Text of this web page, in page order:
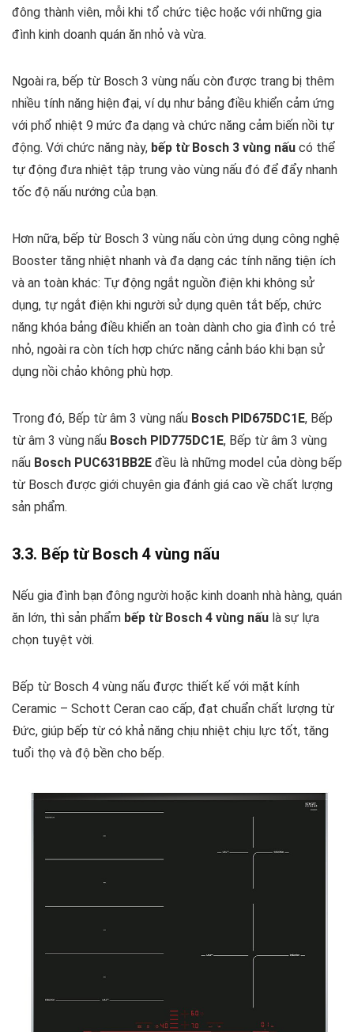
đông thành viên, mỗi khi tổ chức tiệc hoặc với những gia
đình kinh doanh quán ăn nhỏ và vừa.
Ngoài ra, bếp từ Bosch 3 vùng nấu còn được trang bị thêm
nhiều tính năng hiện đại, ví dụ như bảng điều khiển cảm ứng
với phổ nhiệt 9 mức đa dạng và chức năng cảm biến nồi tự
động. Với chức năng này, bếp từ Bosch 3 vùng nấu có thể
tự động đưa nhiệt tập trung vào vùng nấu đó để đẩy nhanh
tốc độ nấu nướng của bạn.
Hơn nữa, bếp từ Bosch 3 vùng nấu còn ứng dụng công nghệ
Booster tăng nhiệt nhanh và đa dạng các tính năng tiện ích
và an toàn khác: Tự động ngắt nguồn điện khi không sử
dụng, tự ngắt điện khi người sử dụng quên tắt bếp, chức
năng khóa bảng điều khiển an toàn dành cho gia đình có trẻ
nhỏ, ngoài ra còn tích hợp chức năng cảnh báo khi bạn sử
dụng nồi chảo không phù hợp.
Trong đó, Bếp từ âm 3 vùng nấu Bosch PID675DC1E, Bếp
từ âm 3 vùng nấu Bosch PID775DC1E, Bếp từ âm 3 vùng
nấu Bosch PUC631BB2E đều là những model của dòng bếp
từ Bosch được giới chuyên gia đánh giá cao về chất lượng
sản phẩm.
3.3. Bếp từ Bosch 4 vùng nấu
Nếu gia đình bạn đông người hoặc kinh doanh nhà hàng, quán
ăn lớn, thì sản phẩm bếp từ Bosch 4 vùng nấu là sự lựa
chọn tuyệt vời.
Bếp từ Bosch 4 vùng nấu được thiết kế với mặt kính
Ceramic – Schott Ceran cao cấp, đạt chuẩn chất lượng từ
Đức, giúp bếp từ có khả năng chịu nhiệt chịu lực tốt, tăng
tuổi thọ và độ bền cho bếp.